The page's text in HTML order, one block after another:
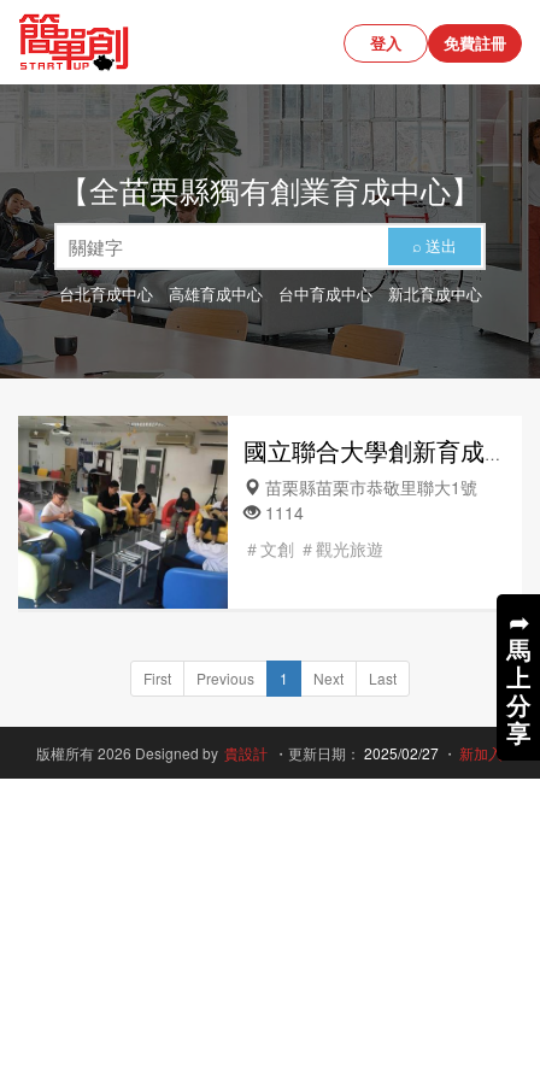
登入 免費註冊
➦
馬
上
分
享
【全苗栗縣獨有創業育成中心】
⌕ 送出
台北育成中心、 高雄育成中心、 台中育成中心、新北育成中心
國立聯合大學創新育成中心
苗栗縣苗栗市恭敬里聯大1號
1114
＃文創 ＃觀光旅遊
First Previous 1 Next Last
版權所有 2026 Designed by 貴設計 ・更新日期： 2025/02/27・ 新加入